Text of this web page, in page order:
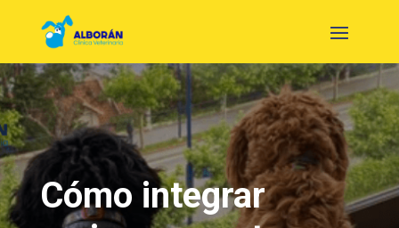
Cómo integrar